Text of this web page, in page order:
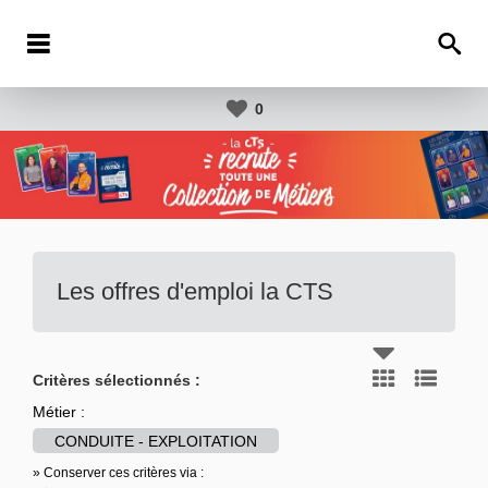
0
Les offres d'emploi la CTS
Critères sélectionnés :
Métier :
CONDUITE - EXPLOITATION
» Conserver ces critères via :